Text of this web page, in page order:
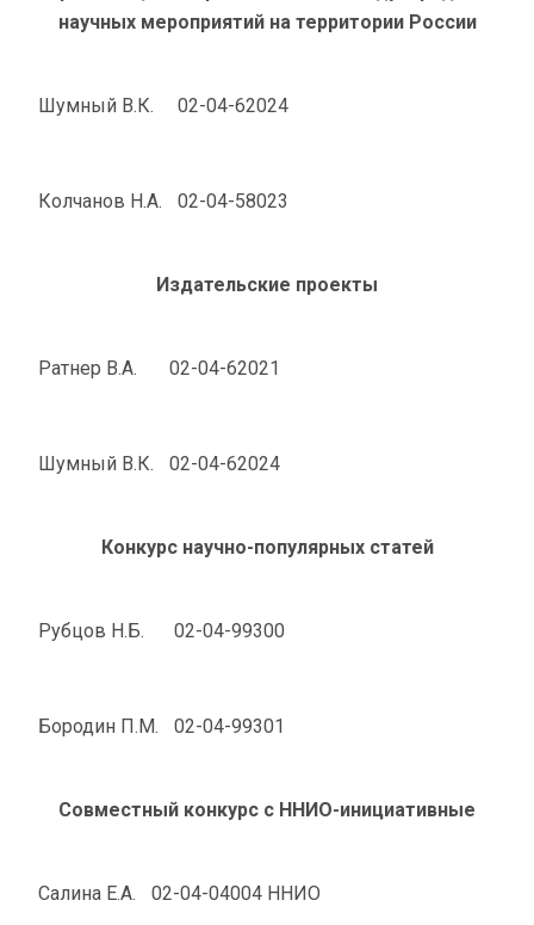
научных мероприятий на территории России
Шумный В.К. 02-04-62024
Колчанов Н.А. 02-04-58023
Издательские проекты
Ратнер В.А. 02-04-62021
Шумный В.К. 02-04-62024
Конкурс научно-популярных статей
Рубцов Н.Б. 02-04-99300
Бородин П.М. 02-04-99301
Совместный конкурс с ННИО-инициативные
Салина Е.А. 02-04-04004 ННИО